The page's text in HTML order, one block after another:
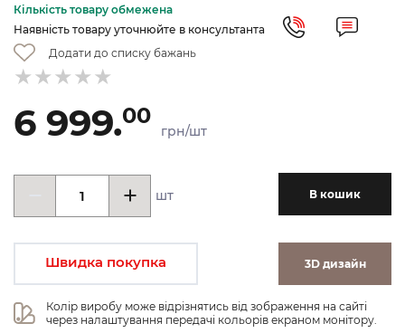
Кількість товару обмежена
Наявність товару уточнюйте в консультанта
Додати до списку бажань
6 999.00
грн/шт
шт В кошик
Швидка покупка 3D дизайн
Колір виробу може відрізнятись від зображення на сайті
через налаштування передачі кольорів екраном монітору.